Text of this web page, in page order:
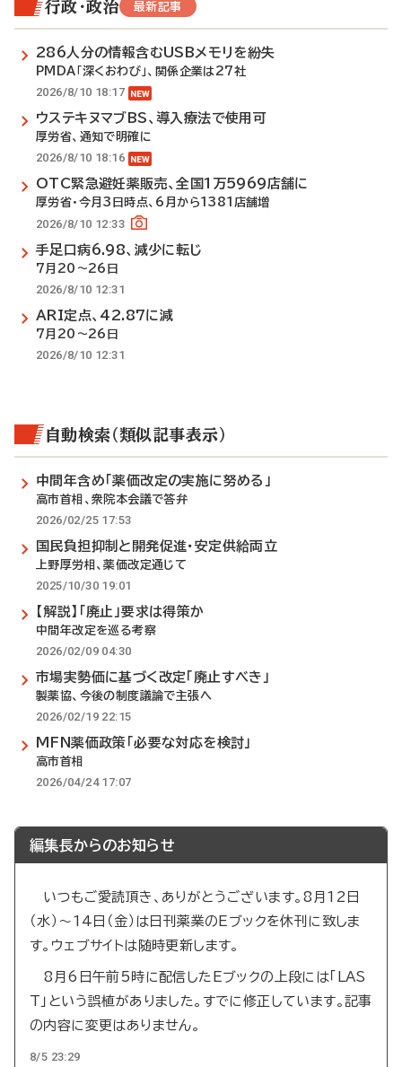
行政・政治 最新記事
286人分の情報含むUSBメモリを紛失
PMDA「深くおわび」、関係企業は27社
2026/8/10 18:17
ウステキヌマブBS、導入療法で使用可
厚労省、通知で明確に
2026/8/10 18:16
OTC緊急避妊薬販売、全国1万5969店舗に
厚労省・今月3日時点、6月から1381店舗増
2026/8/10 12:33
手足口病6.98、減少に転じ
7月20～26日
2026/8/10 12:31
ARI定点、42.87に減
7月20～26日
2026/8/10 12:31
自動検索（類似記事表示）
中間年含め「薬価改定の実施に努める」
高市首相、衆院本会議で答弁
2026/02/25 17:53
国民負担抑制と開発促進・安定供給両立
上野厚労相、薬価改定通じて
2025/10/30 19:01
【解説】「廃止」要求は得策か
中間年改定を巡る考察
2026/02/09 04:30
市場実勢価に基づく改定「廃止すべき」
製薬協、今後の制度議論で主張へ
2026/02/19 22:15
MFN薬価政策「必要な対応を検討」
高市首相
2026/04/24 17:07
編集長からのお知らせ
いつもご愛読頂き、ありがとうございます。8月12日
（水）～14日（金）は日刊薬業のEブックを休刊に致しま
す。ウェブサイトは随時更新します。
8月6日午前5時に配信したEブックの上段には「LAS
T」という誤植がありました。すでに修正しています。記事
の内容に変更はありません。
8/5 23:29